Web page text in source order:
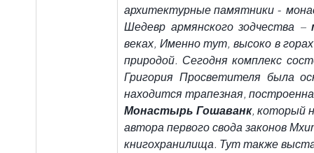
архитектурные памятники -
Шедевр армянского зодчества –
веках, Именно тут, высоко в
природой. Сегодня комплекс
Григория Просветителя была
находится трапезная,
Монастырь Гошаванк, который
автора первого свода законов
книгохранилища. Тут также